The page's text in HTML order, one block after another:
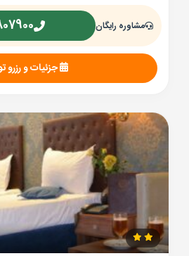
مشاوره رایگان
جزئیات و رزرو